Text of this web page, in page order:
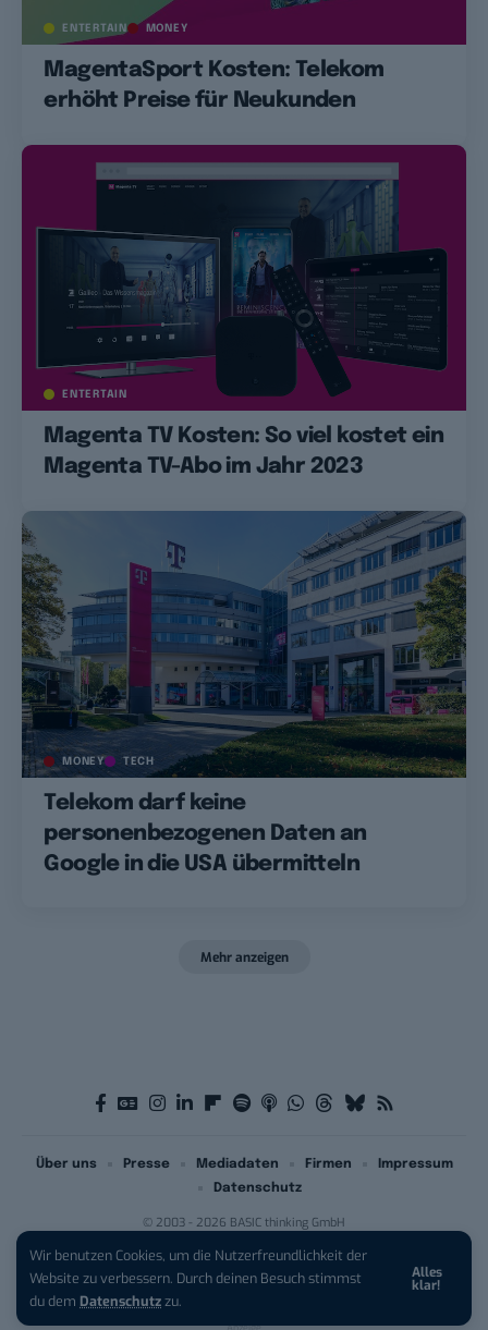
Wir benutzen Cookies, um die Nutzerfreundlichkeit der
Website zu verbessern. Durch deinen Besuch stimmst
du dem Datenschutzzu.
Alles
klar!
ENTERTAIN MONEY
MagentaSport Kosten: Telekom
erhöht Preise für Neukunden
ENTERTAIN
Magenta TV Kosten: So viel kostet ein
Magenta TV-Abo im Jahr 2023
MONEY TECH
Telekom darf keine
personenbezogenen Daten an
Google in die USA übermitteln
Mehr anzeigen
© 2003 - 2026 BASIC thinking GmbH
Über uns Presse Mediadaten Firmen
Impressum
Datenschutz
iPhone 17 Pro sichern:Für 1 € +
200 € Hardware-Bonus!